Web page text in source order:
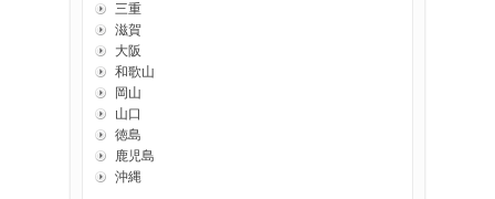
三重
滋賀
大阪
和歌山
岡山
山口
徳島
鹿児島
沖縄